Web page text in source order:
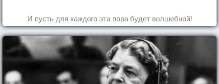
И пусть для каждого эта пора будет волшебной!